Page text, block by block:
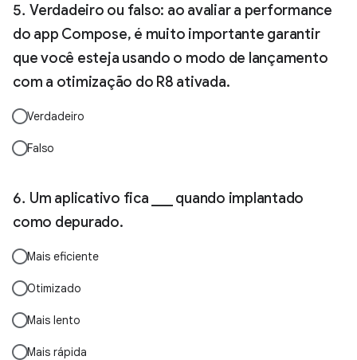
Verdadeiro ou falso: ao avaliar a performance
do app Compose, é muito importante garantir
que você esteja usando o modo de lançamento
com a otimização do R8 ativada.
Verdadeiro
Falso
Um aplicativo fica ___ quando implantado
como depurado.
Mais eficiente
Otimizado
Mais lento
Mais rápida